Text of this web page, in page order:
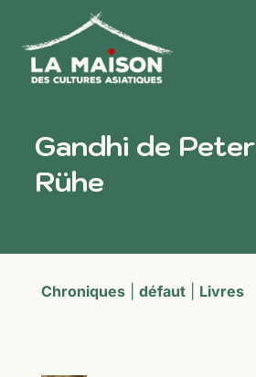
Gandhi de Peter
Rühe
Chroniques| défaut| Livres